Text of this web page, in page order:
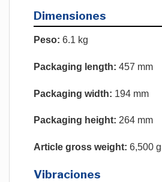
Dimensiones
Peso: 6.1 kg
Packaging length: 457 mm
Packaging width: 194 mm
Packaging height: 264 mm
Article gross weight: 6,500 g
Vibraciones